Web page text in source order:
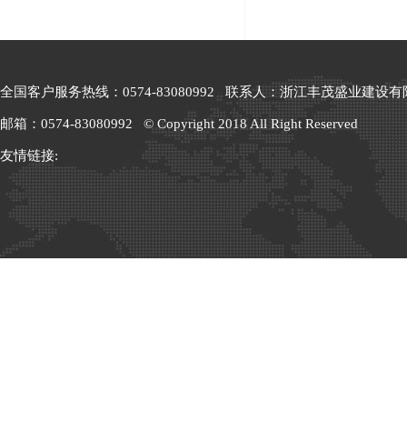
全国客户服务热线：0574-83080992 联系人：浙江丰茂盛业建设有
邮箱：0574-83080992 © Copyright 2018 All Right Reserved
友情链接: